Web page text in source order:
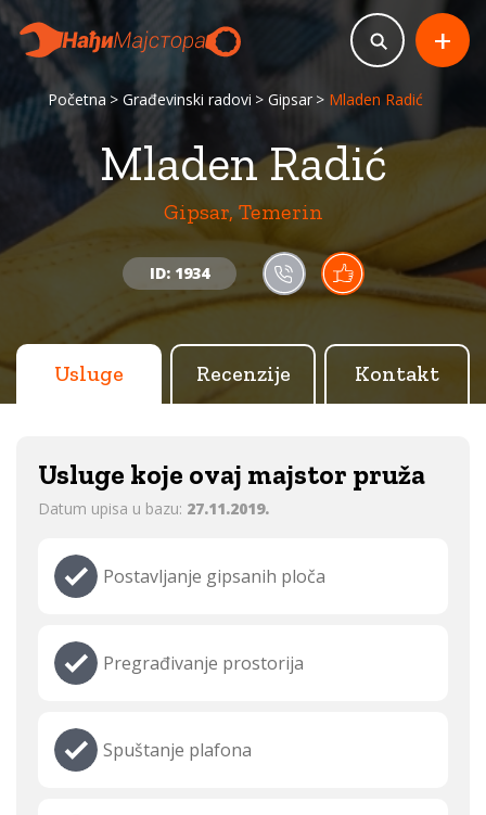
Početna Građevinski radovi Gipsar Mladen Radić
Mladen Radić
Gipsar, Temerin
ID: 1934
+
Usluge Recenzije Kontakt
Usluge koje ovaj majstor pruža
Datum upisa u bazu: 27.11.2019.
Postavljanje gipsanih ploča
Pregrađivanje prostorija
Spuštanje plafona